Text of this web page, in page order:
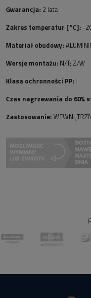
Gwarancja: 2 lata
Zakres temperatur [°C]: -
Materiał obudowy:
Wersje montażu: N/T; Z/W
Klasa ochronności PP: I
Czas nagrzewania do
Zastosowanie: